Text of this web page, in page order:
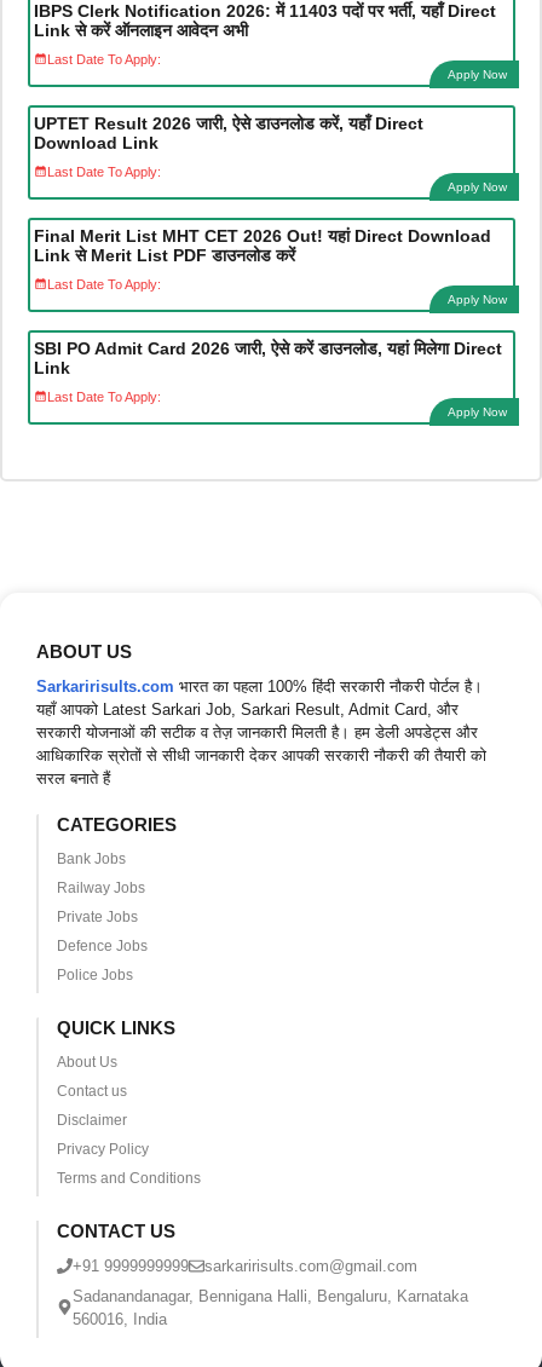
IBPS Clerk Notification 2026: में 11403 पदों पर भर्ती, यहाँ Direct
Link से करें ऑनलाइन आवेदन अभी
Last Date To Apply:
Apply Now
UPTET Result 2026 जारी, ऐसे डाउनलोड करें, यहाँ Direct
Download Link
Last Date To Apply:
Apply Now
Final Merit List MHT CET 2026 Out! यहां Direct Download
Link से Merit List PDF डाउनलोड करें
Last Date To Apply:
Apply Now
SBI PO Admit Card 2026 जारी, ऐसे करें डाउनलोड, यहां मिलेगा Direct
Link
Last Date To Apply:
Apply Now
ABOUT US
Sarkaririsults.com भारत का पहला 100% हिंदी सरकारी नौकरी पोर्टल है।
यहाँ आपको Latest Sarkari Job, Sarkari Result, Admit Card, और
सरकारी योजनाओं की सटीक व तेज़ जानकारी मिलती है। हम डेली अपडेट्स और
आधिकारिक स्रोतों से सीधी जानकारी देकर आपकी सरकारी नौकरी की तैयारी को
सरल बनाते हैं
CATEGORIES
Bank Jobs
Railway Jobs
Private Jobs
Defence Jobs
Police Jobs
QUICK LINKS
About Us
Contact us
Disclaimer
Privacy Policy
Terms and Conditions
CONTACT US
+91 9999999999
sarkaririsults.com@gmail.com
Sadanandanagar, Bennigana Halli, Bengaluru, Karnataka
560016, India